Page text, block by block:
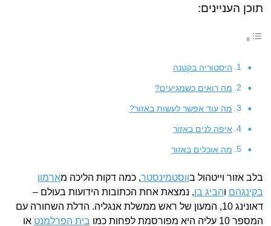
תוכן העניינים:
היסטוריה בקטנה
מה רואים כשמגיעים?
מה עוד אפשר לעשות באזור?
איפה לנים באזור
מה אוכלים באזור
בלב אזור וייטהול בווסטמינסטר, כמה דקות הליכה מארמון
בקינגהם והביג בן, נמצאת אחת הכתובות הידועות בעולם –
דאונינג 10, המעון של ראש ממשלת אנגליה. הדלת השחורה עם
המספר 10 עליה היא מפורסמת לפחות כמו
בית הפרלמנט או